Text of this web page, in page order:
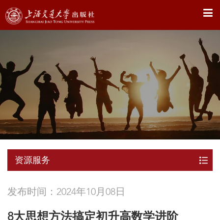
X
资源服务
发布时间：2024年10月08日
8大思想方法搞定初升高数学进阶